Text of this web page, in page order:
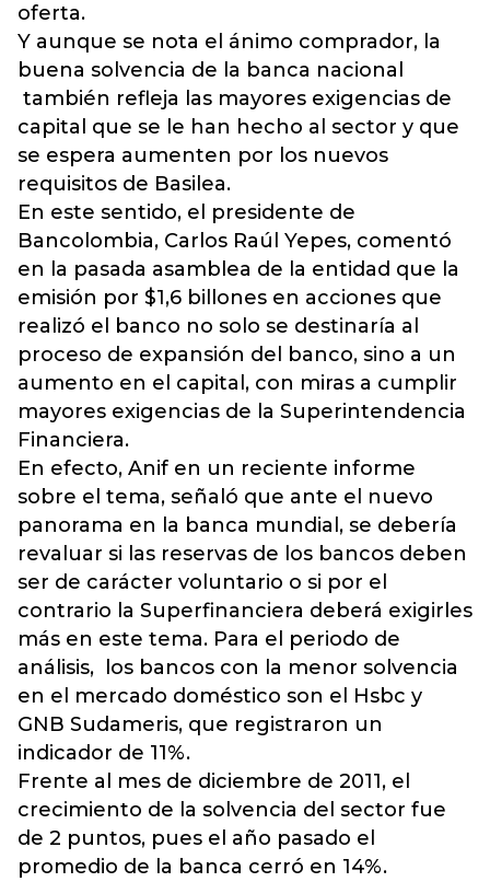
oferta.
Y aunque se nota el ánimo comprador, la
buena solvencia de la banca nacional
también refleja las mayores exigencias de
capital que se le han hecho al sector y que
se espera aumenten por los nuevos
requisitos de Basilea.
En este sentido, el presidente de
Bancolombia, Carlos Raúl Yepes, comentó
en la pasada asamblea de la entidad que la
emisión por $1,6 billones en acciones que
realizó el banco no solo se destinaría al
proceso de expansión del banco, sino a un
aumento en el capital, con miras a cumplir
mayores exigencias de la Superintendencia
Financiera.
En efecto, Anif en un reciente informe
sobre el tema, señaló que ante el nuevo
panorama en la banca mundial, se debería
revaluar si las reservas de los bancos deben
ser de carácter voluntario o si por el
contrario la Superfinanciera deberá exigirles
más en este tema. Para el periodo de
análisis, los bancos con la menor solvencia
en el mercado doméstico son el Hsbc y
GNB Sudameris, que registraron un
indicador de 11%.
Frente al mes de diciembre de 2011, el
crecimiento de la solvencia del sector fue
de 2 puntos, pues el año pasado el
promedio de la banca cerró en 14%.